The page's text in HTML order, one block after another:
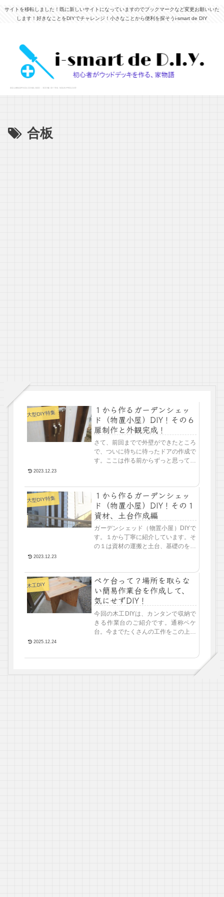
サイトを移転しました！既に新しいサイトになっていますのでブックマークなど変更お願いいた
します！好きなことをDIYでチャレンジ！小さなことから便利を探そうi-smart de DIY
合板
大型DIY特集
１から作るガーデンシェッ
ド（物置小屋）DIY！その６
扉制作と外観完成！
さて、前回までで外壁ができたところ
で、ついに待ちに待ったドアの作成で
す。ここは作る前からずっと思ってい
たり、雨が入ってしまったり。ドアっ
て難しいですよね。
2023.12.23
大型DIY特集
１から作るガーデンシェッ
ド（物置小屋）DIY！その１
資材、土台作成編
ガーデンシェッド（物置小屋）DIYで
す。１から丁寧に紹介しています。そ
の１は資材の運搬と土台、基礎のを制
2023.12.23
木工DIY
ペケ台って？場所を取らな
い簡易作業台を作成して、
気にせずDIY！
今回の木工DIYは、カンタンで収納で
きる作業台のご紹介です。通称ペケ
台。今までたくさんの工作をこの上で
ーブルとしても使え、収納もできるの
2025.12.24